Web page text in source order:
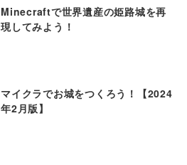
Minecraftで世界遺産の姫路城を再
現してみよう！
マイクラでお城をつくろう！【2024
年2月版】